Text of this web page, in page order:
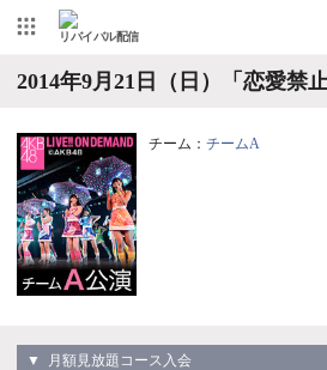
リバイバル配信
2014年9月21日（日）「恋愛禁
チーム： チームA
▼ 月額見放題コース入会